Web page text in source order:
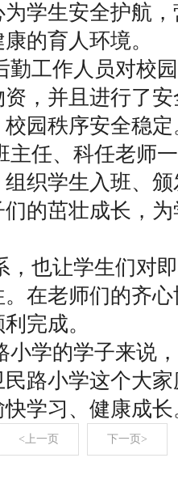
学生安全护航
的育人环境。
勤工作人员对校
，并且进行了
园秩序安全稳定
主任、科任老师
织学生入班、
的茁壮成长，为
，也让学生们对
在老师们的齐
完成。
小学的学子来说
路小学这个大家
学习、健康成长
<上一页 下一页>